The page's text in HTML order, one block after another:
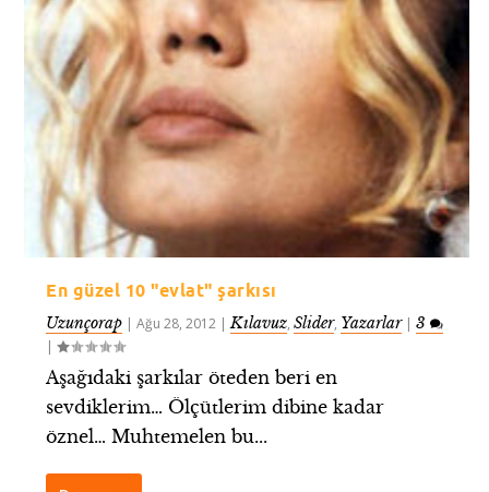
En güzel 10 "evlat" şarkısı
Uzunçorap |Ağu 28, 2012 |Kılavuz,Slider, Yazarlar|3
|
Aşağıdaki şarkılar öteden beri en
sevdiklerim… Ölçütlerim dibine kadar
öznel… Muhtemelen bu...